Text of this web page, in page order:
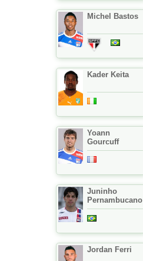
Michel Bastos
Kader Keita
Yoann
Gourcuff
Juninho
Pernambucano
Jordan Ferri